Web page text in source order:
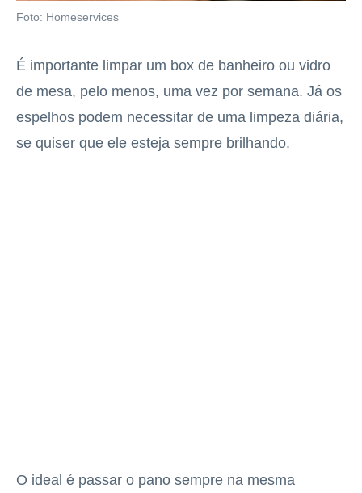
Foto: Homeservices
É importante limpar um box de banheiro ou vidro
de mesa, pelo menos, uma vez por semana. Já os
espelhos podem necessitar de uma limpeza diária,
se quiser que ele esteja sempre brilhando.
O ideal é passar o pano sempre na mesma